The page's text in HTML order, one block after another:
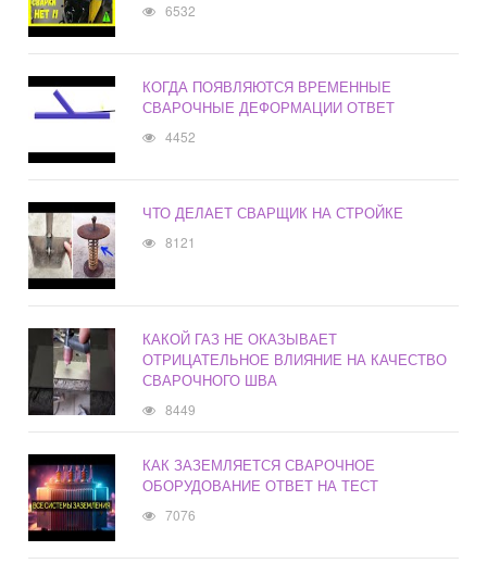
6532
КОГДА ПОЯВЛЯЮТСЯ ВРЕМЕННЫЕ
СВАРОЧНЫЕ ДЕФОРМАЦИИ ОТВЕТ
4452
ЧТО ДЕЛАЕТ СВАРЩИК НА СТРОЙКЕ
8121
КАКОЙ ГАЗ НЕ ОКАЗЫВАЕТ
ОТРИЦАТЕЛЬНОЕ ВЛИЯНИЕ НА КАЧЕСТВО
СВАРОЧНОГО ШВА
8449
КАК ЗАЗЕМЛЯЕТСЯ СВАРОЧНОЕ
ОБОРУДОВАНИЕ ОТВЕТ НА ТЕСТ
7076